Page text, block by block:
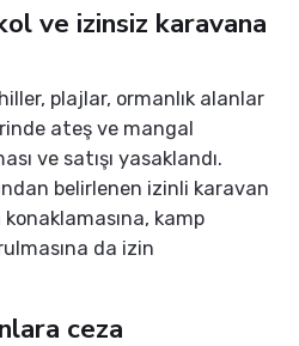
ve izinsiz karavana
plajlar, ormanlık alanlar
ateş ve mangal
ve satışı yasaklandı.
belirlenen izinli karavan
konaklamasına, kamp
da izin
ceza